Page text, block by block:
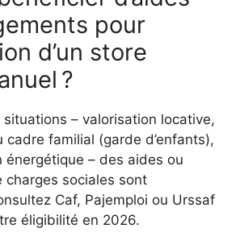
pour
d’un store
?
– valorisation locative,
cadre familial (garde d’enfants),
énergétique – des aides ou
charges sociales sont
Caf, Pajemploi ou Urssaf
éligibilité en 2026.